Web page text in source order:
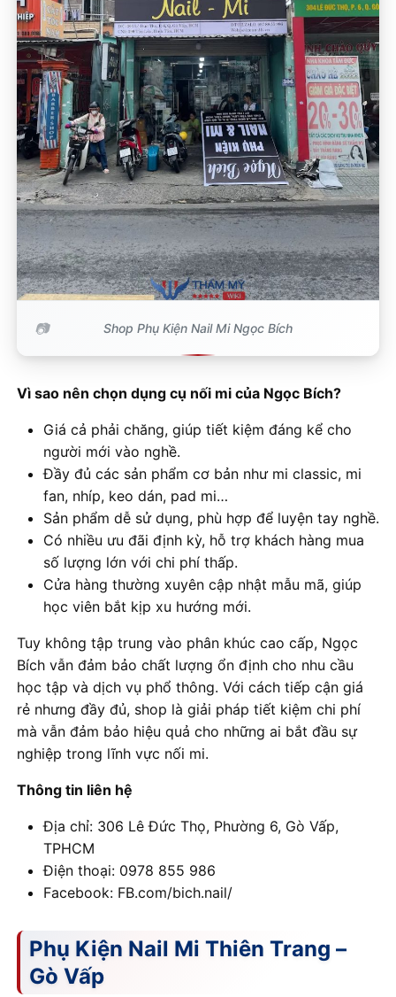
Shop Phụ Kiện Nail Mi Ngọc Bích
Vì sao nên chọn dụng cụ nối mi của Ngọc Bích?
Giá cả phải chăng, giúp tiết kiệm đáng kể cho
người mới vào nghề.
Đầy đủ các sản phẩm cơ bản như mi classic, mi
fan, nhíp, keo dán, pad mi…
Sản phẩm dễ sử dụng, phù hợp để luyện tay nghề.
Có nhiều ưu đãi định kỳ, hỗ trợ khách hàng mua
số lượng lớn với chi phí thấp.
Cửa hàng thường xuyên cập nhật mẫu mã, giúp
học viên bắt kịp xu hướng mới.
Tuy không tập trung vào phân khúc cao cấp, Ngọc
Bích vẫn đảm bảo chất lượng ổn định cho nhu cầu
học tập và dịch vụ phổ thông. Với cách tiếp cận giá
rẻ nhưng đầy đủ, shop là giải pháp tiết kiệm chi phí
mà vẫn đảm bảo hiệu quả cho những ai bắt đầu sự
nghiệp trong lĩnh vực nối mi.
Thông tin liên hệ
Địa chỉ: 306 Lê Đức Thọ, Phường 6, Gò Vấp,
TPHCM
Điện thoại: 0978 855 986
Facebook: FB.com/bich.nail/
Phụ Kiện Nail Mi Thiên Trang –
Gò Vấp